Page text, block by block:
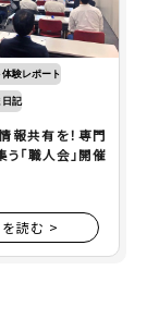
験レポート
日記
報共有を！専門
「職人会」開催
読む >